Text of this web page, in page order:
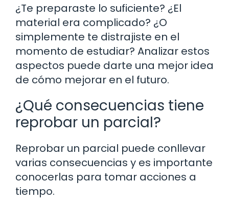
¿Te preparaste lo suficiente? ¿El
material era complicado? ¿O
simplemente te distrajiste en el
momento de estudiar? Analizar estos
aspectos puede darte una mejor idea
de cómo mejorar en el futuro.
¿Qué consecuencias tiene
reprobar un parcial?
Reprobar un parcial puede conllevar
varias consecuencias y es importante
conocerlas para tomar acciones a
tiempo.